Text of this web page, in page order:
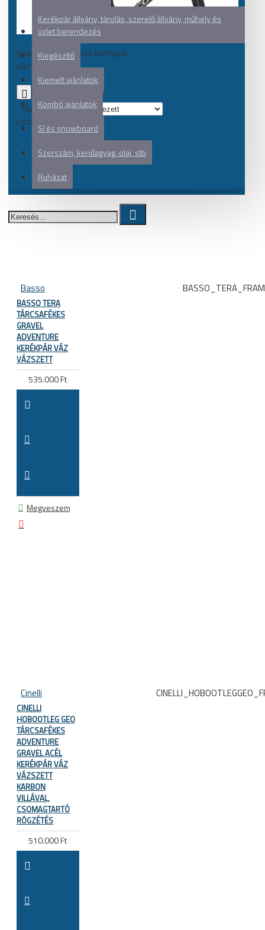
Kerékpár állvány, tárolás, szerelő állvány, műhely és
üzlet berendezés
Kiegészítő
Kiemelt ajánlatok
Kombó ajánlatok
Sí és snowboard
Szerszám, kenőagyag, olaj, stb
Ruházat
Gravel és adventure kerékpár
váz
Rendezés:
Listázás:
Basso
BASSO TERA
TÁRCSAFÉKES
GRAVEL
ADVENTURE
KERÉKPÁR VÁZ
VÁZSZETT
535.000 Ft
Megveszem
Cinelli
CINELLI
HOBOOTLEG GEO
TÁRCSAFÉKES
ADVENTURE
GRAVEL ACÉL
KERÉKPÁR VÁZ
VÁZSZETT
KARBON
VILLÁVAL,
CSOMAGTARTÓ
RÖGZÉTÉS
510.000 Ft